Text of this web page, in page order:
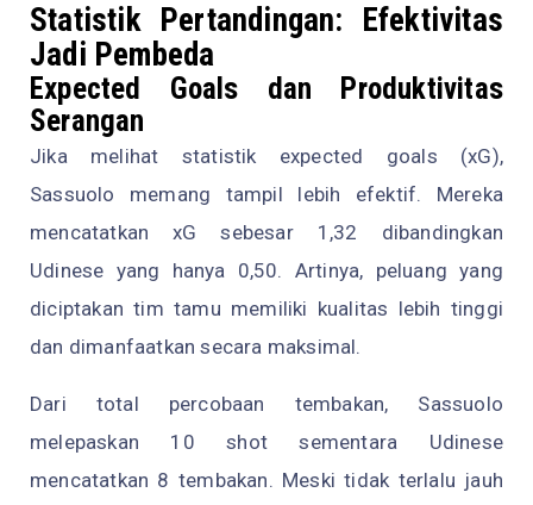
Statistik Pertandingan: Efektivitas
Jadi Pembeda
Expected Goals dan Produktivitas
Serangan
Jika melihat statistik expected goals (xG),
Sassuolo memang tampil lebih efektif. Mereka
mencatatkan xG sebesar 1,32 dibandingkan
Udinese yang hanya 0,50. Artinya, peluang yang
diciptakan tim tamu memiliki kualitas lebih tinggi
dan dimanfaatkan secara maksimal.
Dari total percobaan tembakan, Sassuolo
melepaskan 10 shot sementara Udinese
mencatatkan 8 tembakan. Meski tidak terlalu jauh